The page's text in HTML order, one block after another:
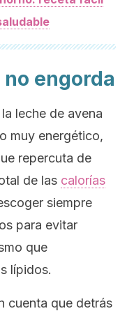
engorda
leche de avena
muy energético,
repercuta de
de las calorías
siempre
para evitar
que
lípidos.
cuenta que detrás